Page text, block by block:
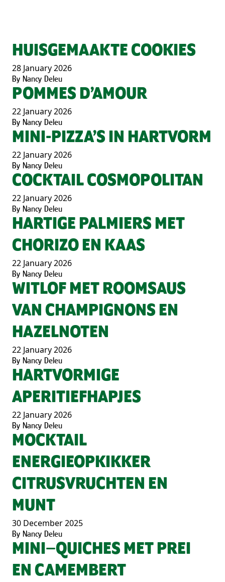
HUISGEMAAKTE COOKIES
28 January 2026
By Nancy Deleu
POMMES D’AMOUR
22 January 2026
By Nancy Deleu
MINI-PIZZA’S IN HARTVORM
22 January 2026
By Nancy Deleu
COCKTAIL COSMOPOLITAN
22 January 2026
By Nancy Deleu
HARTIGE PALMIERS MET
CHORIZO EN KAAS
22 January 2026
By Nancy Deleu
WITLOF MET ROOMSAUS
VAN CHAMPIGNONS EN
HAZELNOTEN
22 January 2026
By Nancy Deleu
HARTVORMIGE
APERITIEFHAPJES
22 January 2026
By Nancy Deleu
MOCKTAIL
ENERGIEOPKIKKER
CITRUSVRUCHTEN EN
MUNT
30 December 2025
By Nancy Deleu
MINI–QUICHES MET PREI
EN CAMEMBERT